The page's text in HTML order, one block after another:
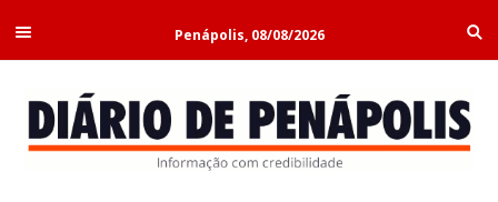
Penápolis, 08/08/2026